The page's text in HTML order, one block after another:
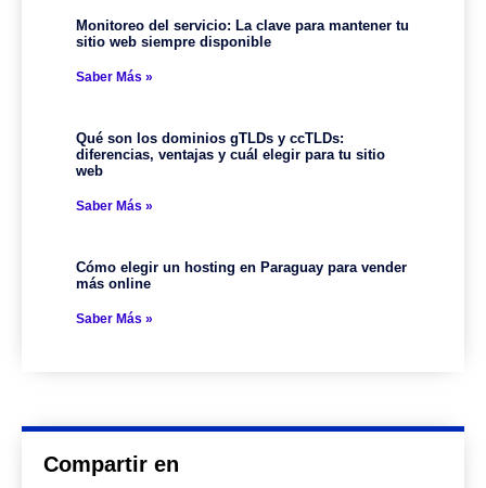
Monitoreo del servicio: La clave para mantener tu
sitio web siempre disponible
Saber Más »
Qué son los dominios gTLDs y ccTLDs:
diferencias, ventajas y cuál elegir para tu sitio
web
Saber Más »
Cómo elegir un hosting en Paraguay para vender
más online
Saber Más »
Compartir en